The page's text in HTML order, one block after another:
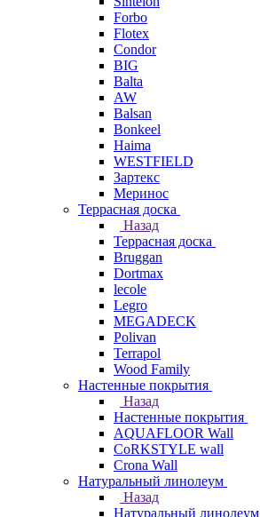
Forbo
Flotex
Condor
BIG
Balta
AW
Balsan
Bonkeel
Haima
WESTFIELD
Зартекс
Меринос
Террасная доска
Назад
Террасная доска
Bruggan
Dortmax
lecole
Legro
MEGADECK
Polivan
Terrapol
Wood Family
Настенные покрытия
Назад
Настенные покрытия
AQUAFLOOR Wall
CoRKSTYLE wall
Crona Wall
Натуральный линолеум
Назад
Натуральный линолеум